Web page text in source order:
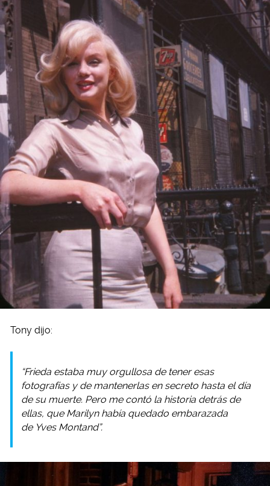
Tony dijo:
“Frieda estaba muy orgullosa de tener esas
fotografías y de mantenerlas en secreto hasta el día
de su muerte. Pero me contó la historia detrás de
ellas, que Marilyn había quedado embarazada
de Yves Montand”.